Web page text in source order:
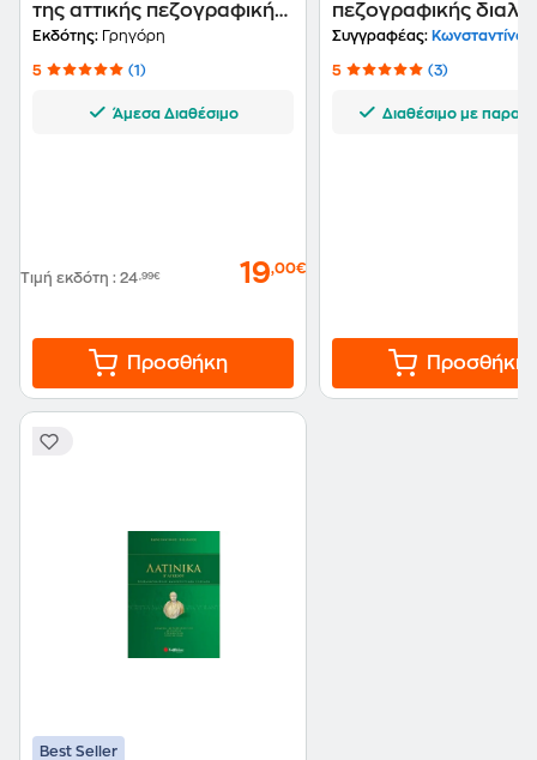
της αττικής πεζογραφικής
διαλέκτου
Εκδότης: Γρηγόρη
5 (1)
Άμεσα Διαθέσιμο
Τιμή εκδότη : 24,99€ 19,00€
Προσθήκη
πεζογραφικής
Συγγραφέας: Κωνσταντίνος
5 (3)
Διαθέσιμο με
Προσθήκη
Best Seller